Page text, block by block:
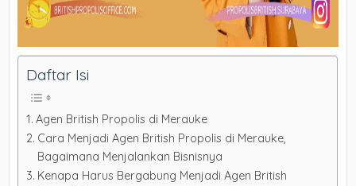
Daftar Isi
Agen British Propolis di Merauke
Cara Menjadi Agen British Propolis di Merauke,
Bagaimana Menjalankan Bisnisnya
Kenapa Harus Bergabung Menjadi Agen British